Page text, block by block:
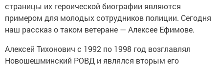
страницы их героической биографии являются
примером для молодых сотрудников полиции. Сегодня
наш рассказ о таком ветеране — Алексее Ефимове.
Алексей Тихонович с 1992 по 1998 год возглавлял
Новошешминский РОВД и являлся вторым его